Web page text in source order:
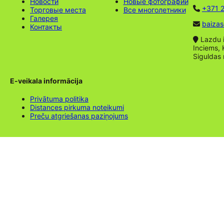
Торговые места
Галерея
Контакты
Все многолетники
+371
Lazdu
Inciems,
Siguldas
E-veikala informācija
Privātuma politika
Distances pirkuma noteikumi
Preču atgriešanas paziņojums